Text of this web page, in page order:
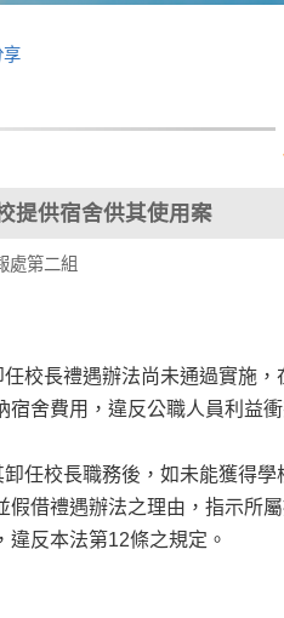
享
提供宿舍供其使用案
處第二組
校長禮遇辦法尚未通過實施
宿舍費用，違反公職人員利益
任校長職務後，如未能獲得
假借禮遇辦法之理由，指示所
違反本法第12條之規定。